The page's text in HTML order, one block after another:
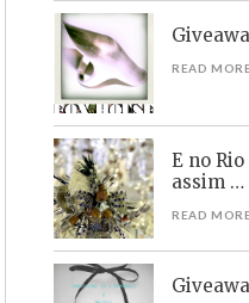
READ
E no
assim …
READ